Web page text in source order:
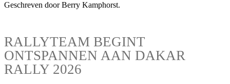
Geschreven door Berry Kamphorst.
RALLYTEAM BEGINT
ONTSPANNEN AAN DAKAR
RALLY 2026